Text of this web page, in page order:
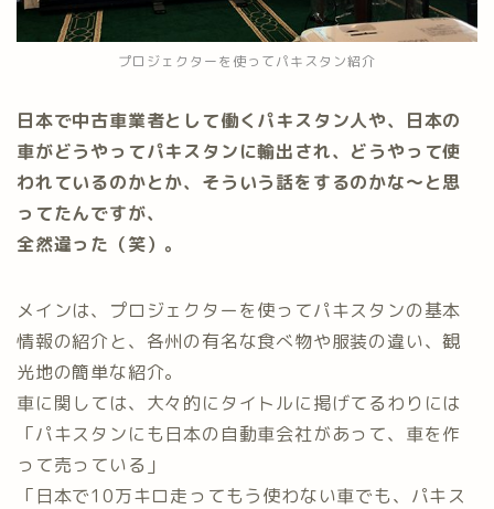
プロジェクターを使ってパキスタン紹介
日本で中古車業者として働くパキスタン人や、日本の
車がどうやってパキスタンに輸出され、どうやって使
われているのかとか、そういう話をするのかな〜と思
ってたんですが、
全然違った（笑）。
メインは、プロジェクターを使ってパキスタンの基本
情報の紹介と、各州の有名な食べ物や服装の違い、観
光地の簡単な紹介。
車に関しては、大々的にタイトルに掲げてるわりには
「パキスタンにも日本の自動車会社があって、車を作
って売っている」
「日本で10万キロ走ってもう使わない車でも、パキス